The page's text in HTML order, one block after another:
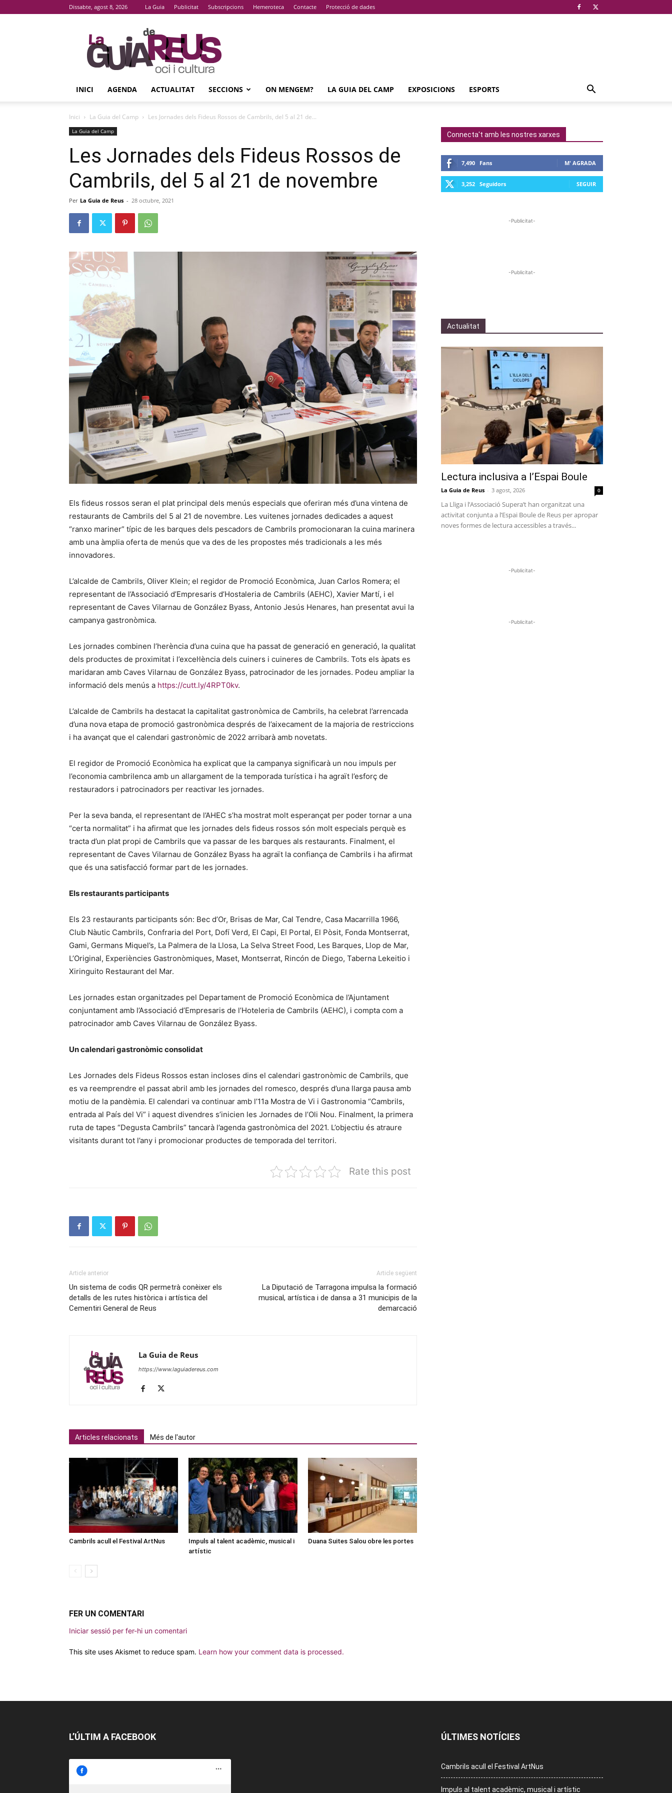
Dissabte, agost 8, 2026 La Guia Publicitat Subscripcions Hemeroteca Contacte Protecció de dades
La
Guia
De
Reus
INICI AGENDA ACTUALITAT SECCIONS ON MENGEM? LA GUIA DEL CAMP EXPOSICIONS ESPORTS
Inici La Guia del Camp Les Jornades dels Fideus Rossos de Cambrils, del 5 al 21 de...
La Guia del Camp
Les Jornades dels Fideus Rossos de
Cambrils, del 5 al 21 de novembre
Per La Guia de Reus - 28 octubre, 2021
Els fideus rossos seran el plat principal dels menús especials que oferiran més d’una vintena de
restaurants de Cambrils del 5 al 21 de novembre. Les vuitenes jornades dedicades a aquest
“ranxo mariner” típic de les barques dels pescadors de Cambrils promocionaran la cuina marinera
amb una àmplia oferta de menús que va des de les propostes més tradicionals a les més
innovadores.
L’alcalde de Cambrils, Oliver Klein; el regidor de Promoció Econòmica, Juan Carlos Romera; el
representant de l’Associació d’Empresaris d’Hostaleria de Cambrils (AEHC), Xavier Martí, i el
representant de Caves Vilarnau de González Byass, Antonio Jesús Henares, han presentat avui la
campanya gastronòmica.
Les jornades combinen l’herència d’una cuina que ha passat de generació en generació, la qualitat
dels productes de proximitat i l’excel·lència dels cuiners i cuineres de Cambrils. Tots els àpats es
maridaran amb Caves Vilarnau de González Byass, patrocinador de les jornades. Podeu ampliar la
informació dels menús a https://cutt.ly/4RPT0kv.
L’alcalde de Cambrils ha destacat la capitalitat gastronòmica de Cambrils, ha celebrat l’arrencada
d’una nova etapa de promoció gastronòmica després de l’aixecament de la majoria de restriccions
i ha avançat que el calendari gastronòmic de 2022 arribarà amb novetats.
El regidor de Promoció Econòmica ha explicat que la campanya significarà un nou impuls per
l’economia cambrilenca amb un allargament de la temporada turística i ha agraït l’esforç de
restauradors i patrocinadors per reactivar les jornades.
Per la seva banda, el representant de l’AHEC s’ha mostrat molt esperançat per poder tornar a una
“certa normalitat” i ha afirmat que les jornades dels fideus rossos són molt especials perquè es
tracta d’un plat propi de Cambrils que va passar de les barques als restaurants. Finalment, el
representant de Caves Vilarnau de González Byass ha agraït la confiança de Cambrils i ha afirmat
que és una satisfacció formar part de les jornades.
Els restaurants participants
Els 23 restaurants participants són: Bec d’Or, Brisas de Mar, Cal Tendre, Casa Macarrilla 1966,
Club Nàutic Cambrils, Confraria del Port, Dofí Verd, El Capi, El Portal, El Pòsit, Fonda Montserrat,
Gami, Germans Miquel’s, La Palmera de la Llosa, La Selva Street Food, Les Barques, Llop de Mar,
L’Original, Experiències Gastronòmiques, Maset, Montserrat, Rincón de Diego, Taberna Lekeitio i
Xiringuito Restaurant del Mar.
Les jornades estan organitzades pel Departament de Promoció Econòmica de l’Ajuntament
conjuntament amb l’Associació d’Empresaris de l’Hoteleria de Cambrils (AEHC), i compta com a
patrocinador amb Caves Vilarnau de González Byass.
Un calendari gastronòmic consolidat
Les Jornades dels Fideus Rossos estan incloses dins el calendari gastronòmic de Cambrils, que
es va reemprendre el passat abril amb les jornades del romesco, després d’una llarga pausa amb
motiu de la pandèmia. El calendari va continuar amb l’11a Mostra de Vi i Gastronomia “Cambrils,
entrada al País del Vi” i aquest divendres s’inicien les Jornades de l’Oli Nou. Finalment, la primera
ruta de tapes “Degusta Cambrils” tancarà l’agenda gastronòmica del 2021. L’objectiu és atraure
visitants durant tot l’any i promocionar productes de temporada del territori.
Rate this post
Article anterior
Un sistema de codis QR permetrà conèixer els
detalls de les rutes històrica i artística del
Cementiri General de Reus
Article següent
La Diputació de Tarragona impulsa la formació
musical, artística i de dansa a 31 municipis de la
demarcació
La Guia de Reus
https://www.laguiadereus.com
Articles relacionats Més de l'autor
Cambrils acull el Festival ArtNus
Impuls al talent acadèmic, musical i
artístic
Duana Suites Salou obre les portes
FER UN COMENTARI
Iniciar sessió per fer-hi un comentari
This site uses Akismet to reduce spam. Learn how your comment data is processed.
Connecta't amb les nostres xarxes
7,490 Fans M' AGRADA
3,252 Seguidors SEGUIR
-Publicitat-
-Publicitat-
Actualitat
Lectura inclusiva a l’Espai Boule
La Guia de Reus - 3 agost, 2026 0
La Lliga i l’Associació Supera’t han organitzat una
activitat conjunta a l’Espai Boule de Reus per apropar
noves formes de lectura accessibles a través...
-Publicitat-
-Publicitat-
L’ÚLTIM A FACEBOOK ÚLTIMES NOTÍCIES
Cambrils acull el Festival ArtNus
Impuls al talent acadèmic, musical i artístic